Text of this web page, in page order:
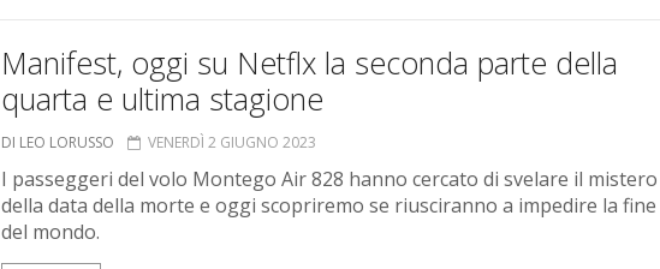
Manifest, oggi su Netflx la seconda parte della
quarta e ultima stagione
DI LEO LORUSSO VENERDÌ 2 GIUGNO 2023
I passeggeri del volo Montego Air 828 hanno cercato di svelare il mistero
della data della morte e oggi scopriremo se riusciranno a impedire la fine
del mondo.